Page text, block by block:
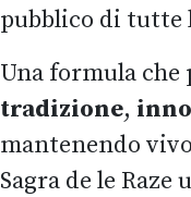
pubblico di tutte
Una formula che
tradizione,
mantenendo
Sagra de le